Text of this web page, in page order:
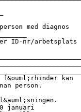
med diagnos
ID-nr/arbetsplats
f&ouml;rhinder kan
person.
januari